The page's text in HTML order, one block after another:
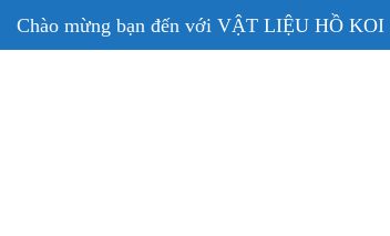
Chào mừng bạn đến với VẬT LIỆU HỒ KOI